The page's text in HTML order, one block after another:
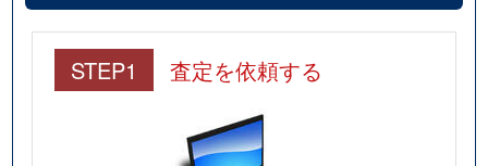
STEP1 査定を依頼する